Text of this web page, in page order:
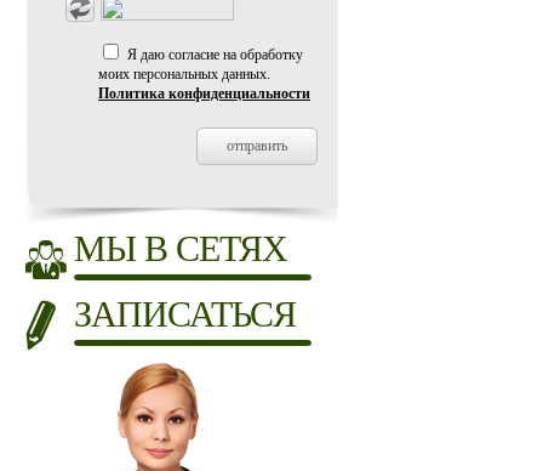
Я даю согласие на обработку
моих персональных данных.
Политика конфиденциальности
МЫ В СЕТЯХ
ЗАПИСАТЬСЯ